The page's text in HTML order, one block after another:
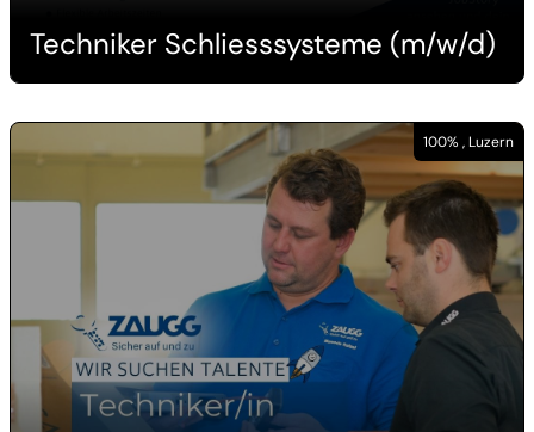
Techniker Schliesssysteme (m/w/d)
100% , Luzern